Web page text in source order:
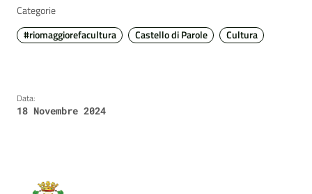
Categorie
#riomaggiorefacultura
Castello di Parole Cultura
Data:
18 Novembre 2024